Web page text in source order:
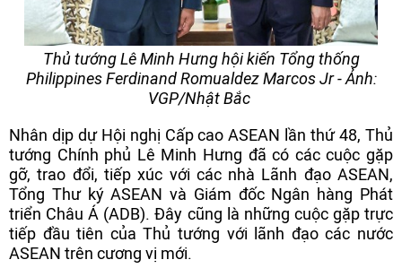
Thủ tướng Lê Minh Hưng hội kiến Tổng thống
Philippines Ferdinand Romualdez Marcos Jr - Ảnh:
VGP/Nhật Bắc
Nhân dịp dự Hội nghị Cấp cao ASEAN lần thứ 48, Thủ
tướng Chính phủ Lê Minh Hưng đã có các cuộc gặp
gỡ, trao đổi, tiếp xúc với các nhà Lãnh đạo ASEAN,
Tổng Thư ký ASEAN và Giám đốc Ngân hàng Phát
triển Châu Á (ADB). Đây cũng là những cuộc gặp trực
tiếp đầu tiên của Thủ tướng với lãnh đạo các nước
ASEAN trên cương vị mới.